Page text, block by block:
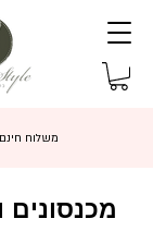
משלוח חינם
מכנסונים